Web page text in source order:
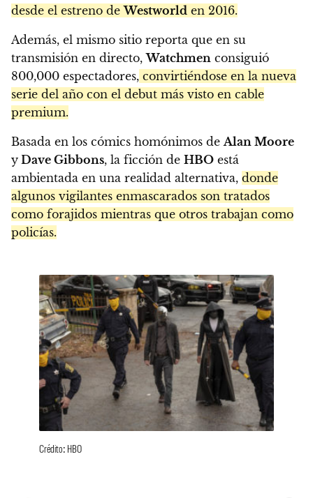
desde el estreno deWestworld en 2016.
Además, el mismo sitio reporta que en su
transmisión en directo,Watchmen consiguió
800,000 espectadores, convirtiéndose en la nueva
serie del año con el debut más visto en cable
premium.
Basada en los cómics homónimos de Alan Moore
y Dave Gibbons, la ficción de HBO está
ambientada en una realidad alternativa, donde
algunos vigilantes enmascarados son tratados
como forajidos mientras que otros trabajan como
policías.
Crédito: HBO